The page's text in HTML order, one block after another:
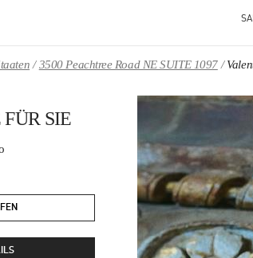
3500 Peachtree Road NE SUITE 1097
SIE